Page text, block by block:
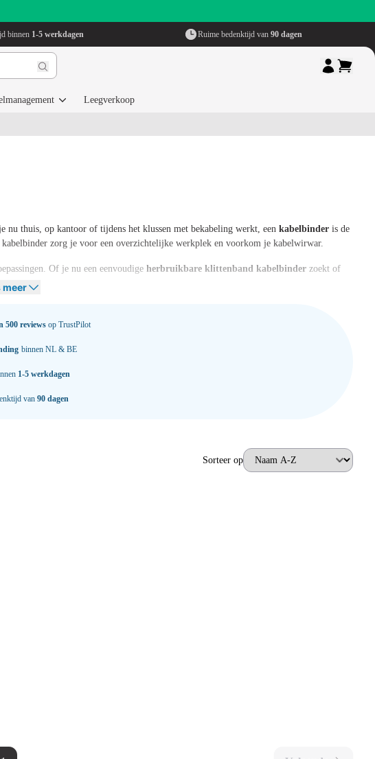
binnen 1-5 werkdagen Ruime bedenktijd van 90 dagen
Leegverkoop
nu thuis, op kantoor of tijdens het klussen met bekabeling werkt, een kabelbinder is de
kabelbinder zorg je voor een overzichtelijke werkplek en voorkom je kabelwirwar.
Of je nu een eenvoudige herbruikbare klittenband kabelbinder zoekt of
meer
500 reviews op TrustPilot
binnen NL & BE
1-5 werkdagen
van 90 dagen
Sorteer op